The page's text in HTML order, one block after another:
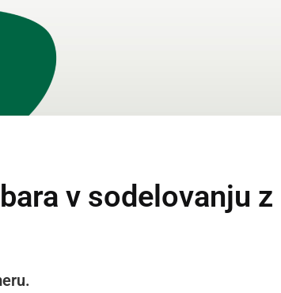
v sodelovanju z